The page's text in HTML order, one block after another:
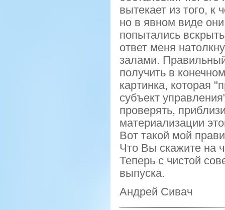
вытекает из того,
но в явном виде
попытались
ответ меня
залами.
получить в
картинка, которая
субъект
проверять,
материализации
Вот такой мой
Что Вы скажите на
Теперь с чистой
выпуска.
Андрей Сивач